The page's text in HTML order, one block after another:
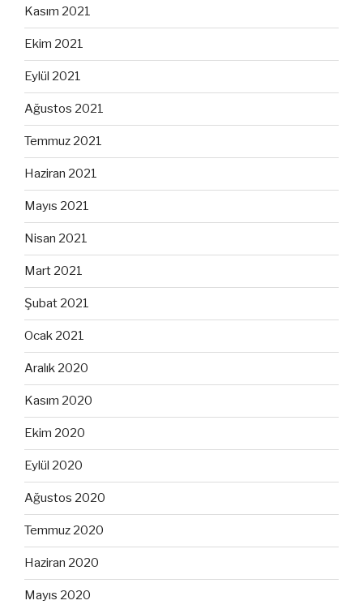
Kasım 2021
Ekim 2021
Eylül 2021
Ağustos 2021
Temmuz 2021
Haziran 2021
Mayıs 2021
Nisan 2021
Mart 2021
Şubat 2021
Ocak 2021
Aralık 2020
Kasım 2020
Ekim 2020
Eylül 2020
Ağustos 2020
Temmuz 2020
Haziran 2020
Mayıs 2020